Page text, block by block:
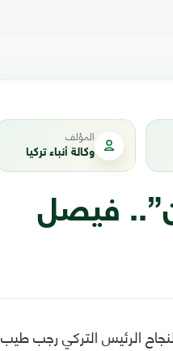
المؤلف
وكالة أنباء تركيا
فيصل
الرئيس التركي رجب طيب